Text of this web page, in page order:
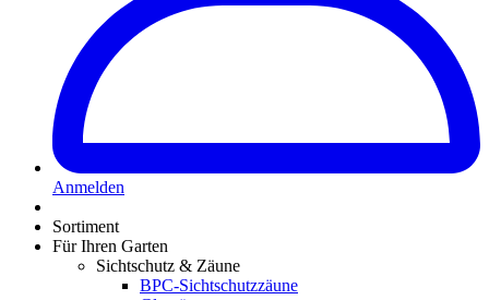
Anmelden
Sortiment
Für Ihren Garten
Sichtschutz & Zäune
BPC-Sichtschutzzäune